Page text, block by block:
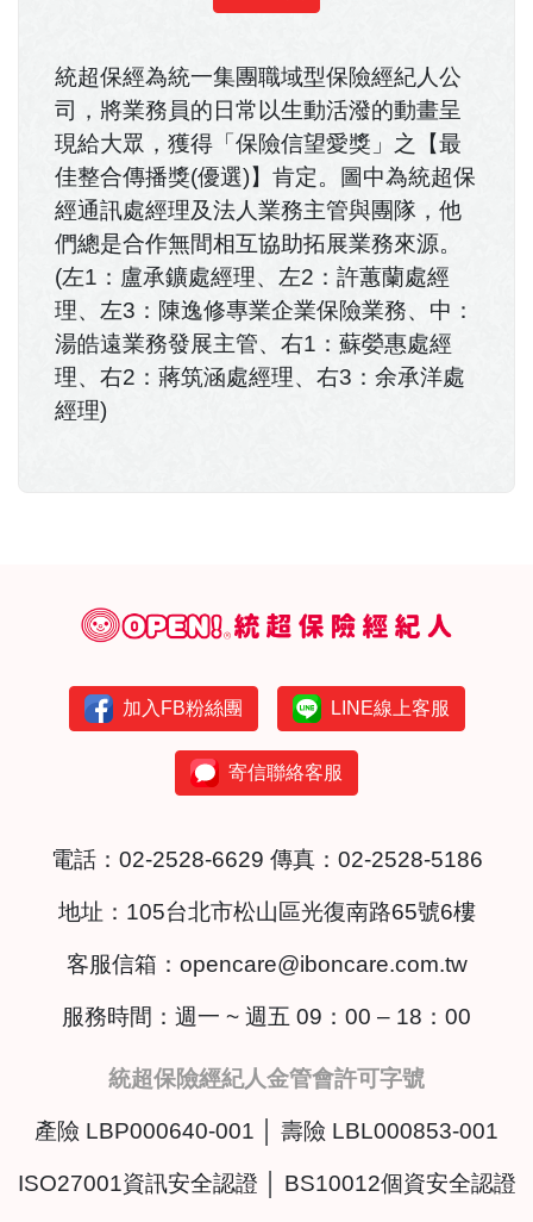
統超保經為統一集團職域型保險經紀人公
司，將業務員的日常以生動活潑的動畫呈
現給大眾，獲得「保險信望愛獎」之【最
佳整合傳播獎(優選)】肯定。圖中為統超保
經通訊處經理及法人業務主管與團隊，他
們總是合作無間相互協助拓展業務來源。
(左1：盧承鑛處經理、左2：許蕙蘭處經
理、左3：陳逸修專業企業保險業務、中：
湯皓遠業務發展主管、右1：蘇嫈惠處經
理、右2：蔣筑涵處經理、右3：余承洋處
經理)
加入FB粉絲團 LINE線上客服
寄信聯絡客服
電話： 02-2528-6629 傳真：02-2528-5186
地址： 105台北市松山區光復南路65號6樓
客服信箱： opencare@iboncare.com.tw
服務時間：週一 ~ 週五 09：00 – 18：00
統超保險經紀人金管會許可字號
產險 LBP000640-001 │ 壽險 LBL000853-001
ISO27001資訊安全認證 │ BS10012個資安全認證